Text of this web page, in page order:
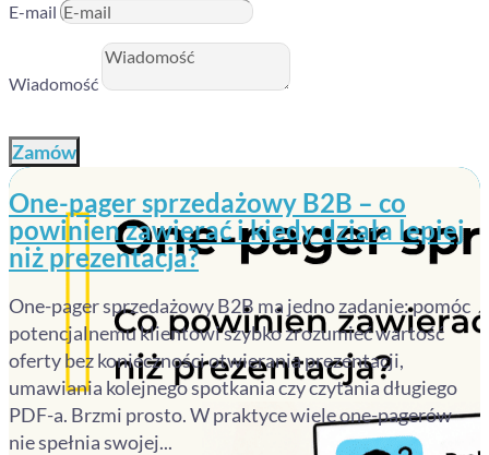
E-mail
Wiadomość
Zamów
One-pager sprzedażowy B2B – co
powinien zawierać i kiedy działa lepiej
niż prezentacja?
One-pager sprzedażowy B2B ma jedno zadanie: pomóc
potencjalnemu klientowi szybko zrozumieć wartość
oferty bez konieczności otwierania prezentacji,
umawiania kolejnego spotkania czy czytania długiego
PDF-a. Brzmi prosto. W praktyce wiele one-pagerów
nie spełnia swojej...